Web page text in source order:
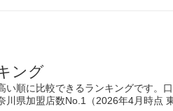
ング
順に比較できるランキングです。
県加盟店数No.1（2026年4月時点